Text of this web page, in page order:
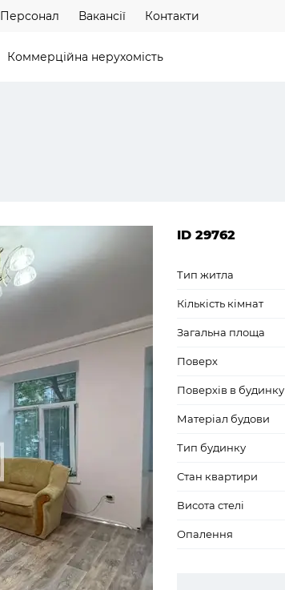
Персонал Вакансії Контакти
Коммерційна нерухомість
ID 29762
Тип житла
Кількість кімнат
Загальна площа
Поверх
Поверхів в будинку
Матеріал будови
Тип будинку
Стан квартири
Висота стелі
Опалення